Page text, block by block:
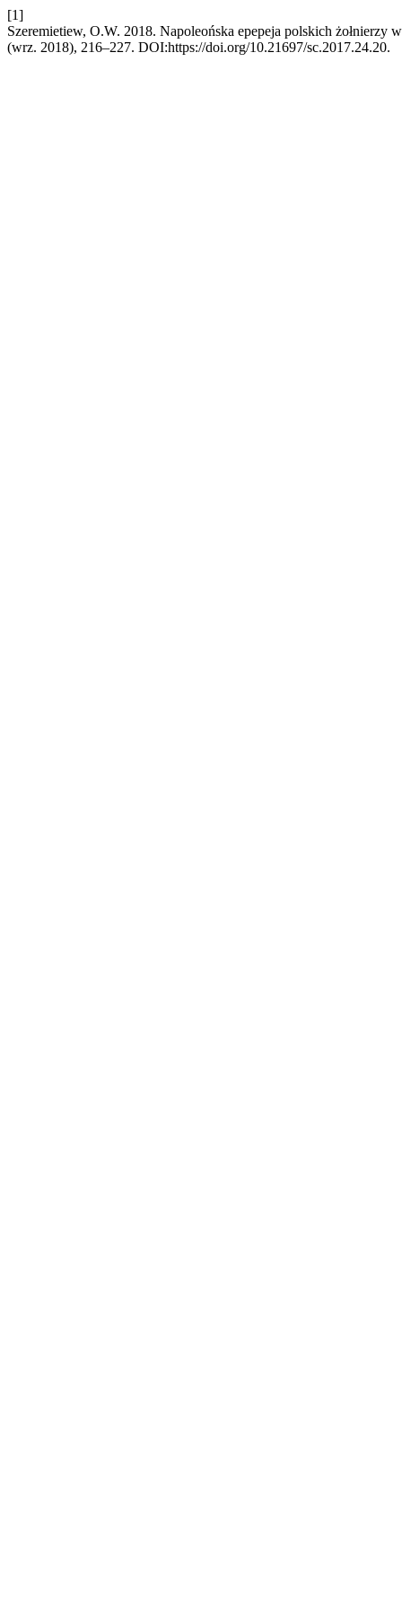
[1]
Szeremietiew, O.W. 2018. Napoleońska epepeja polskich żołnierzy
(wrz. 2018), 216–227. DOI:https://doi.org/10.21697/sc.2017.24.20.